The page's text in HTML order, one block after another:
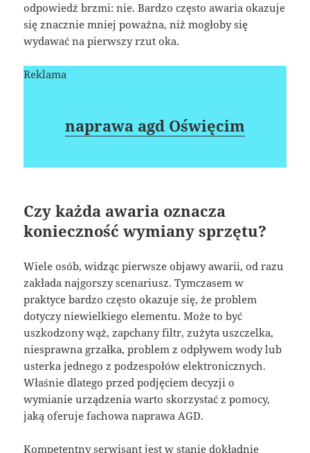
odpowiedź brzmi: nie. Bardzo często awaria okazuje
się znacznie mniej poważna, niż mogłoby się
wydawać na pierwszy rzut oka.
Reklama
naprawa agd Oświęcim
Czy każda awaria oznacza
konieczność wymiany sprzętu?
Wiele osób, widząc pierwsze objawy awarii, od razu
zakłada najgorszy scenariusz. Tymczasem w
praktyce bardzo często okazuje się, że problem
dotyczy niewielkiego elementu. Może to być
uszkodzony wąż, zapchany filtr, zużyta uszczelka,
niesprawna grzałka, problem z odpływem wody lub
usterka jednego z podzespołów elektronicznych.
Właśnie dlatego przed podjęciem decyzji o
wymianie urządzenia warto skorzystać z pomocy,
jaką oferuje fachowa naprawa AGD.
Kompetentny serwisant jest w stanie dokładnie